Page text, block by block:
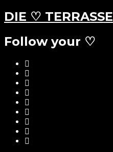
DIE ♡ TERRASSE
Follow your ♡